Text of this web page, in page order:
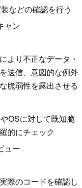
などの確認を行う
ャン
より不正なデータ・
送信、意図的な例外
脆弱性を露出させる
OSに対して既知脆
的にチェック
ュー
際のコードを確認し